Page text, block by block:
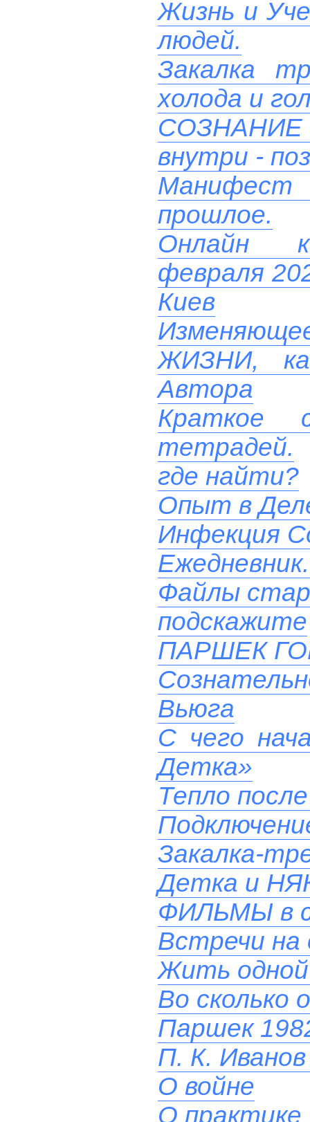
Жизнь и
людей.
Закалка
холода и
внутри -
прошлое.
Онлайн
февраля
Киев
ЖИЗНИ,
Автора
Краткое
тетрадей.
где найти?
Опыт в
Инфекция
Файлы
подскажите
ПАРШЕК
Вьюга
С чего
Детка»
Тепло
Закалка-
Детка и
ФИЛЬМЫ в
Встречи на
Жить
Во сколько
Паршек
П. К.
О войне
О практике